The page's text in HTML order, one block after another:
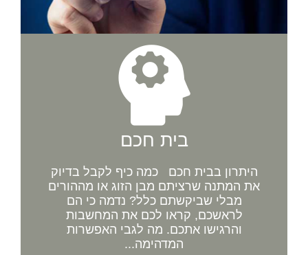
בית חכם
היתרון בבית חכם כמה כיף לקבל בדיוק
את המתנה שרציתם מבן הזוג או מההורים
מבלי שביקשתם כלל? נדמה כי הם
לראשכם, קראו לכם את המחשבות
והרגישו אתכם. מה לגבי האפשרות
המדהימה...